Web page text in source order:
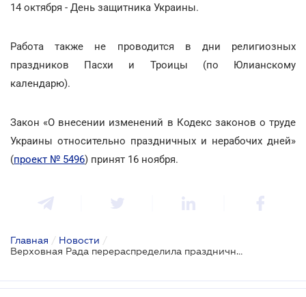
14 октября - День защитника Украины.
Работа также не проводится в дни религиозных
праздников Пасхи и Троицы (по Юлианскому
календарю).
Закон «О внесении изменений в Кодекс законов о труде
Украины относительно праздничных и нерабочих дней»
(проект № 5496) принят 16 ноября.
Главная / Новости /
Верховная Рада перераспределила праздничные и выходные дни